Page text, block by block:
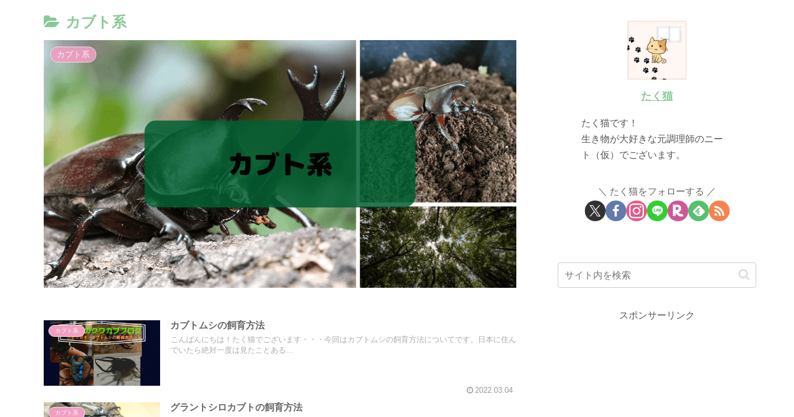
カブト系
カブト系
カブト系
カブトムシの飼育方法
こんばんにちは！たく猫でございます・・・今回はカブトムシの飼育方法についてです。日本に住ん
でいたら絶対一度は見たことある...
2022.03.04
カブト系
グラントシロカブトの飼育方法
たく猫
たく猫です！
生き物が大好きな元調理師のニー
ト（仮）でございます。
たく猫をフォローする
スポンサーリンク